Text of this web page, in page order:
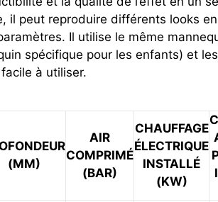
il peut reproduire différents looks en
Il utilise le même
spécifique pour les enfants) et
à utiliser.
(MM)
AIR
COMPRIMÉ
(BAR)
CHAUFFAGE
ÉLECTRIQUE
INSTALLÉ
(KW)